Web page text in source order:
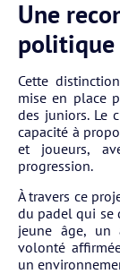
Une
Cette
mise en place
des juniors. Le
capacité à
et joueurs,
progression.
À travers ce
du padel qui se
jeune âge, un
volonté
un